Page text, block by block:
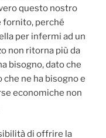
questo nostro
fornito, perché
per infermi ad un
non ritorna più da
bisogno, dato che
ne ha bisogno e
economiche non
di offrire la